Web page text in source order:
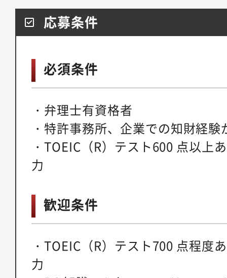
応募条件
必須条件
・弁理士有資格者
・特許事務所、企業での知財経験
・TOEIC（R）テスト600 点以上
力
歓迎条件
・TOEIC（R）テスト700 点程度
力